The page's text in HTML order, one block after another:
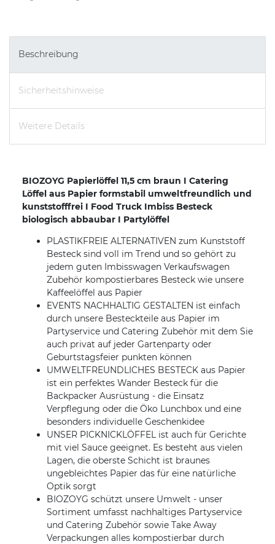
Beschreibung
Sicherheitshinweise
Weitere Details
BIOZOYG Papierlöffel 11,5 cm braun I Catering
Löffel aus Papier formstabil umweltfreundlich und
kunststofffrei I Food Truck Imbiss Besteck
biologisch abbaubar I Partylöffel
PLASTIKFREIE ALTERNATIVEN zum Kunststoff
Besteck sind voll im Trend und so gehört zu
jedem guten Imbisswagen Verkaufswagen
Zubehör kompostierbares Besteck wie unsere
Kaffeelöffel aus Papier
EVENTS NACHHALTIG GESTALTEN ist einfach
durch unsere Besteckteile aus Papier im
Partyservice und Catering Zubehör mit dem Sie
auch privat auf jeder Gartenparty oder
Geburtstagsfeier punkten können
UMWELTFREUNDLICHES BESTECK aus Papier
ist ein perfektes Wander Besteck für die
Backpacker Ausrüstung - die Einsatz
Verpflegung oder die Öko Lunchbox und eine
besonders individuelle Geschenkidee
UNSER PICKNICKLÖFFEL ist auch für Gerichte
mit viel Sauce geeignet. Es besteht aus vielen
Lagen, die oberste Schicht ist braunes
ungebleichtes Papier das für eine natürliche
Optik sorgt
BIOZOYG schützt unsere Umwelt - unser
Sortiment umfasst nachhaltiges Partyservice
und Catering Zubehör sowie Take Away
Verpackungen alles kompostierbar durch